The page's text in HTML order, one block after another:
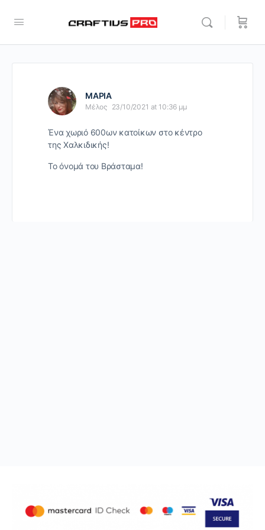
ΜΑΡΙΑ
Μέλος 23/10/2021 at 10:36 μμ
Ένα χωριό 600ων κατοίκων στο κέντρο
της Χαλκιδικής!
Το όνομά του Βράσταμα!